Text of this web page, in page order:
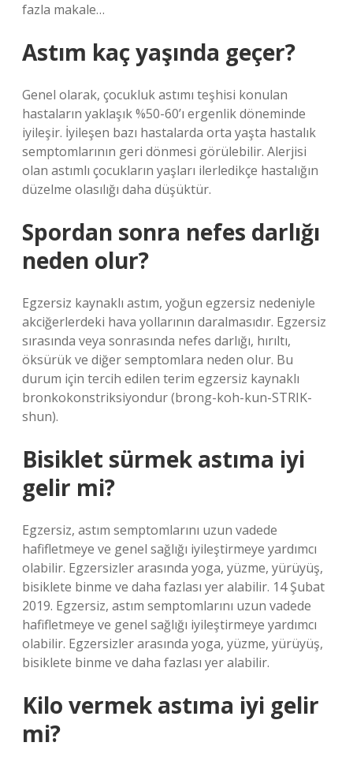
fazla makale…
Astım kaç yaşında geçer?
Genel olarak, çocukluk astımı teşhisi konulan
hastaların yaklaşık %50-60’ı ergenlik döneminde
iyileşir. İyileşen bazı hastalarda orta yaşta hastalık
semptomlarının geri dönmesi görülebilir. Alerjisi
olan astımlı çocukların yaşları ilerledikçe hastalığın
düzelme olasılığı daha düşüktür.
Spordan sonra nefes darlığı
neden olur?
Egzersiz kaynaklı astım, yoğun egzersiz nedeniyle
akciğerlerdeki hava yollarının daralmasıdır. Egzersiz
sırasında veya sonrasında nefes darlığı, hırıltı,
öksürük ve diğer semptomlara neden olur. Bu
durum için tercih edilen terim egzersiz kaynaklı
bronkokonstriksiyondur (brong-koh-kun-STRIK-
shun).
Bisiklet sürmek astıma iyi
gelir mi?
Egzersiz, astım semptomlarını uzun vadede
hafifletmeye ve genel sağlığı iyileştirmeye yardımcı
olabilir. Egzersizler arasında yoga, yüzme, yürüyüş,
bisiklete binme ve daha fazlası yer alabilir. 14 Şubat
2019. Egzersiz, astım semptomlarını uzun vadede
hafifletmeye ve genel sağlığı iyileştirmeye yardımcı
olabilir. Egzersizler arasında yoga, yüzme, yürüyüş,
bisiklete binme ve daha fazlası yer alabilir.
Kilo vermek astıma iyi gelir
mi?